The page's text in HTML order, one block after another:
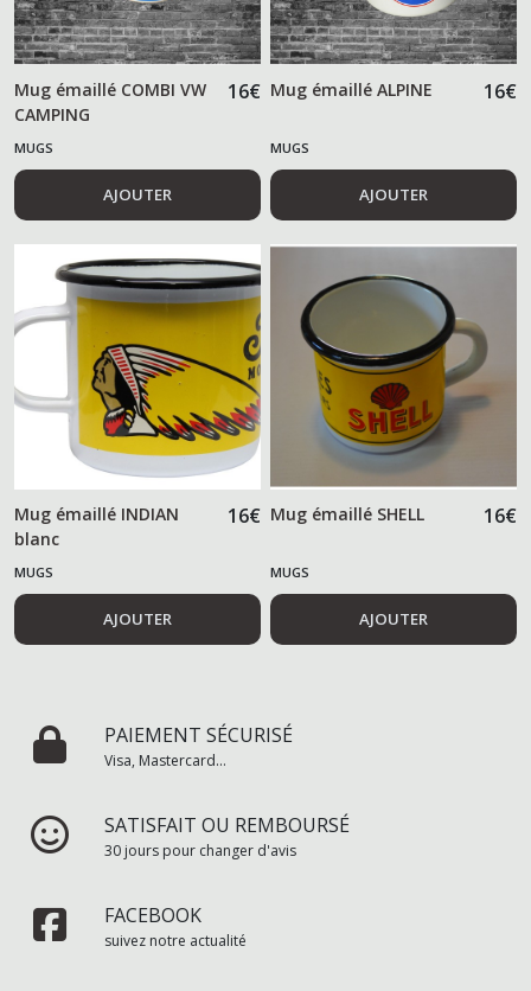
Mug émaillé COMBI VW
CAMPING
16€
MUGS
AJOUTER
Mug émaillé ALPINE 16€
MUGS
AJOUTER
Mug émaillé INDIAN
blanc
16€
MUGS
AJOUTER
Mug émaillé SHELL 16€
MUGS
AJOUTER
PAIEMENT SÉCURISÉ
Visa, Mastercard...
SATISFAIT OU REMBOURSÉ
30 jours pour changer d'avis
FACEBOOK
suivez notre actualité